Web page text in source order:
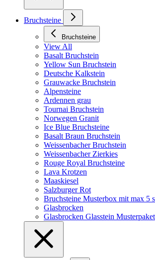
Bruchsteine
Bruchsteine
View All
Basalt Bruchstein
Yellow Sun Bruchstein
Deutsche Kalkstein
Grauwacke Bruchstein
Alpensteine
Ardennen grau
Tournai Bruchstein
Norwegen Granit
Ice Blue Bruchsteine
Basalt Braun Bruchstein
Weissenbacher Bruchstein
Weissenbacher Zierkies
Rouge Royal Bruchsteine
Lava Krotzen
Maaskiesel
Salzburger Rot
Bruchsteine Musterbox mit max 5
Glasbrocken
Glasbrocken Glasstein Musterpaket